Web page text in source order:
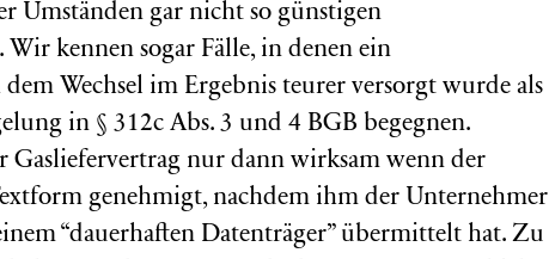
Umständen gar nicht so günstigen
kennen sogar Fälle, in denen ein
Wechsel im Ergebnis teurer versorgt wurde als
in § 312c Abs. 3 und 4 BGB begegnen.
Gasliefervertrag nur dann wirksam wenn der
genehmigt, nachdem ihm der Unternehmer
“dauerhaften Datenträger” übermittelt hat. Zu